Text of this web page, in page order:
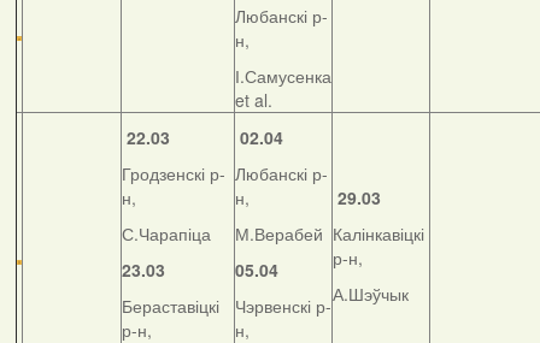
Любанскі р-
н,
І.Самусенка
et al.
22.03
Гродзенскі р-
н,
С.Чарапіца
23.03
Бераставіцкі
р-н,
02.04
Любанскі р-
н,
М.Верабей
05.04
Чэрвенскі р-
н,
29.03
Калінкавіцкі
р-н,
А.Шэўчык